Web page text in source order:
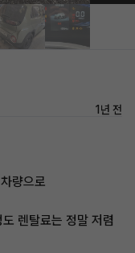
1년 전
량으로
렌탈료는 정말 저렴